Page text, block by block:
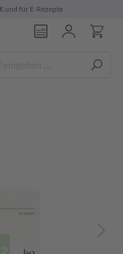
und für E-Rezepte